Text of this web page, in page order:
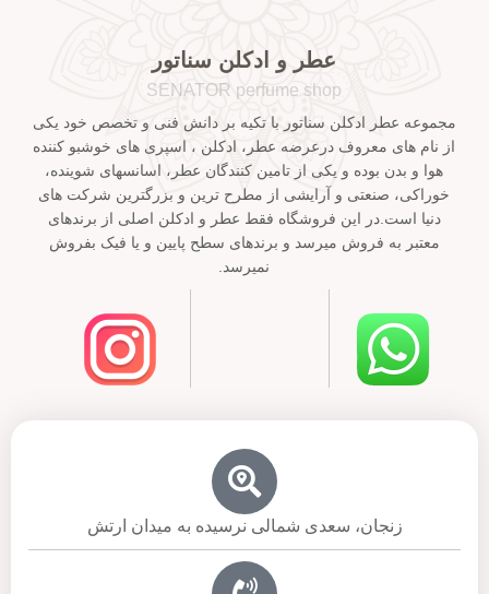
عطر و ادکلن سناتور
SENATOR perfume shop
مجموعه عطر ادکلن سناتور با تکیه بر دانش فنی و تخصص خود یکی
از نام های معروف درعرضه عطر، ادکلن ، اسپری های خوشبو کننده
هوا و بدن بوده و یکی از تامین کنندگان عطر، اسانسهای شوینده،
خوراکی، صنعتی و آرایشی از مطرح ترین و بزرگترین شرکت های
دنیا است.در این فروشگاه فقط عطر و ادکلن اصلی از برندهای
معتبر به فروش میرسد و برندهای سطح پایین و یا فیک بفروش
نمیرسد.
زنجان، سعدی شمالی نرسیده به میدان ارتش